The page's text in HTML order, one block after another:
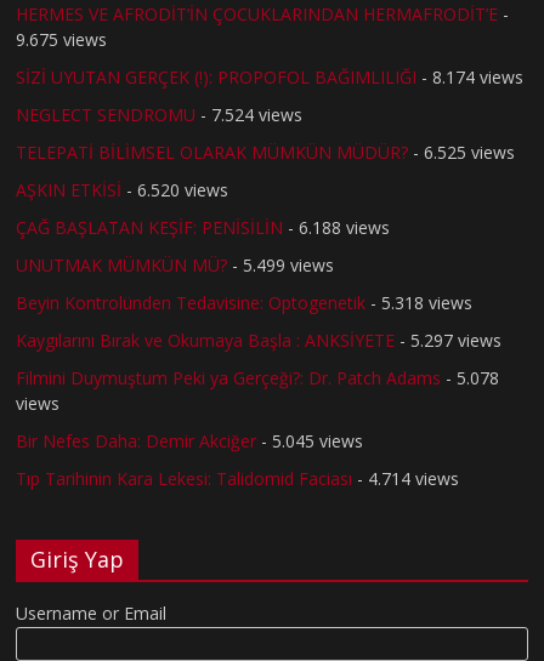
HERMES VE AFRODİT’İN ÇOCUKLARINDAN HERMAFRODİT’E -
9.675 views
SİZİ UYUTAN GERÇEK (!): PROPOFOL BAĞIMLILIĞI - 8.174 views
NEGLECT SENDROMU - 7.524 views
TELEPATİ BİLİMSEL OLARAK MÜMKÜN MÜDÜR? - 6.525 views
AŞKIN ETKİSİ - 6.520 views
ÇAĞ BAŞLATAN KEŞİF: PENİSİLİN - 6.188 views
UNUTMAK MÜMKÜN MÜ? - 5.499 views
Beyin Kontrolünden Tedavisine: Optogenetik - 5.318 views
Kaygılarını Bırak ve Okumaya Başla : ANKSİYETE - 5.297 views
Filmini Duymuştum Peki ya Gerçeği?: Dr. Patch Adams - 5.078
views
Bir Nefes Daha: Demir Akciğer - 5.045 views
Tıp Tarihinin Kara Lekesi: Talidomid Faciası - 4.714 views
Giriş Yap
Username or Email